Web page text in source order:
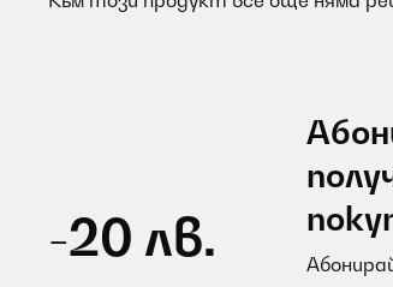
-20 лв.